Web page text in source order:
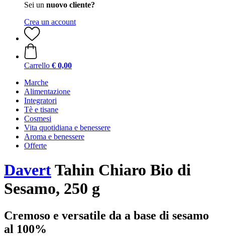
Sei un nuovo cliente?
Crea un account
Carrello € 0,00
Marche
Alimentazione
Integratori
Tè e tisane
Cosmesi
Vita quotidiana e benessere
Aroma e benessere
Offerte
DavertTahin Chiaro Bio di
Sesamo, 250 g
Cremoso e versatile da a base di sesamo
al 100%